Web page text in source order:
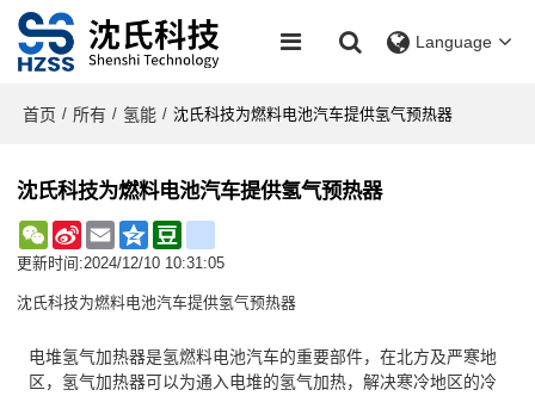
Language
首页 / 所有 / 氢能 / 沈氏科技为燃料电池汽车提供氢气预热器
沈氏科技为燃料电池汽车提供氢气预热器
WeChat
Sina
Weibo
Email Qzone
更新时间:2024/12/10 10:31:05
沈氏科技为燃料电池汽车提供氢气预热器
电堆氢气加热器是氢燃料电池汽车的重要部件，在北方及严寒地
区，氢气加热器可以为通入电堆的氢气加热，解决寒冷地区的冷